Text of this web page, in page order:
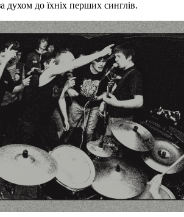
духом до їхніх перших синглів.